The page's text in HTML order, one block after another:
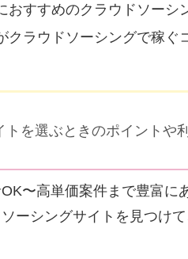
おすすめのクラウドソーシ
クラウドソーシングで稼ぐ
を選ぶときのポイントや
〜高単価案件まで豊富に
ーシングサイトを見つけ